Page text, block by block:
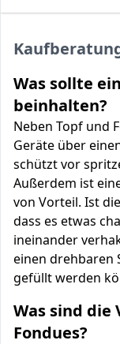
Was sollte
beinhalten?
Neben Topf und
Geräte über
schützt vor
Außerdem ist
von Vorteil. Ist
dass es etwas
ineinander
einen drehbaren
gefüllt werden
Was sind die
Fondues?